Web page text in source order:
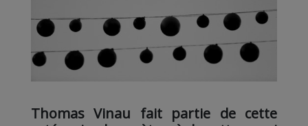
Thomas Vinau fait partie de cette